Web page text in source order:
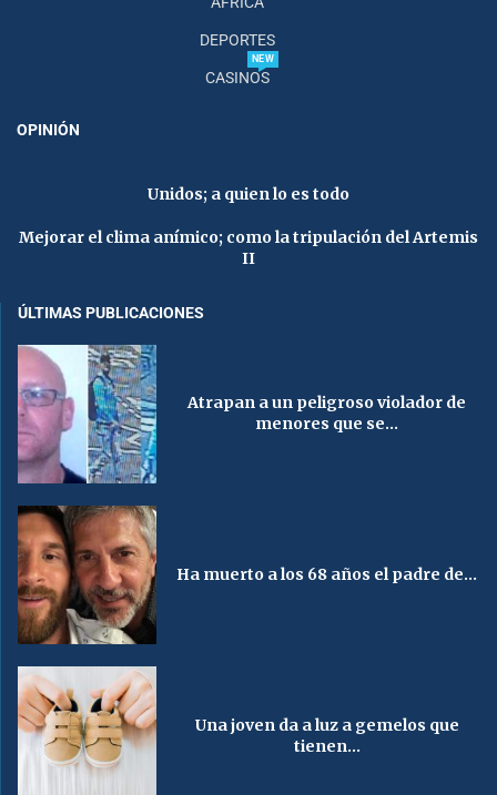
DEPORTES
CASINOS
NEW
OPINIÓN
Unidos; a quien lo es todo
Mejorar el clima anímico; como la tripulación del Artemis
II
ÚLTIMAS PUBLICACIONES
Atrapan a un peligroso violador de
menores que se...
Ha muerto a los 68 años el padre de...
Una joven da a luz a gemelos que
tienen...